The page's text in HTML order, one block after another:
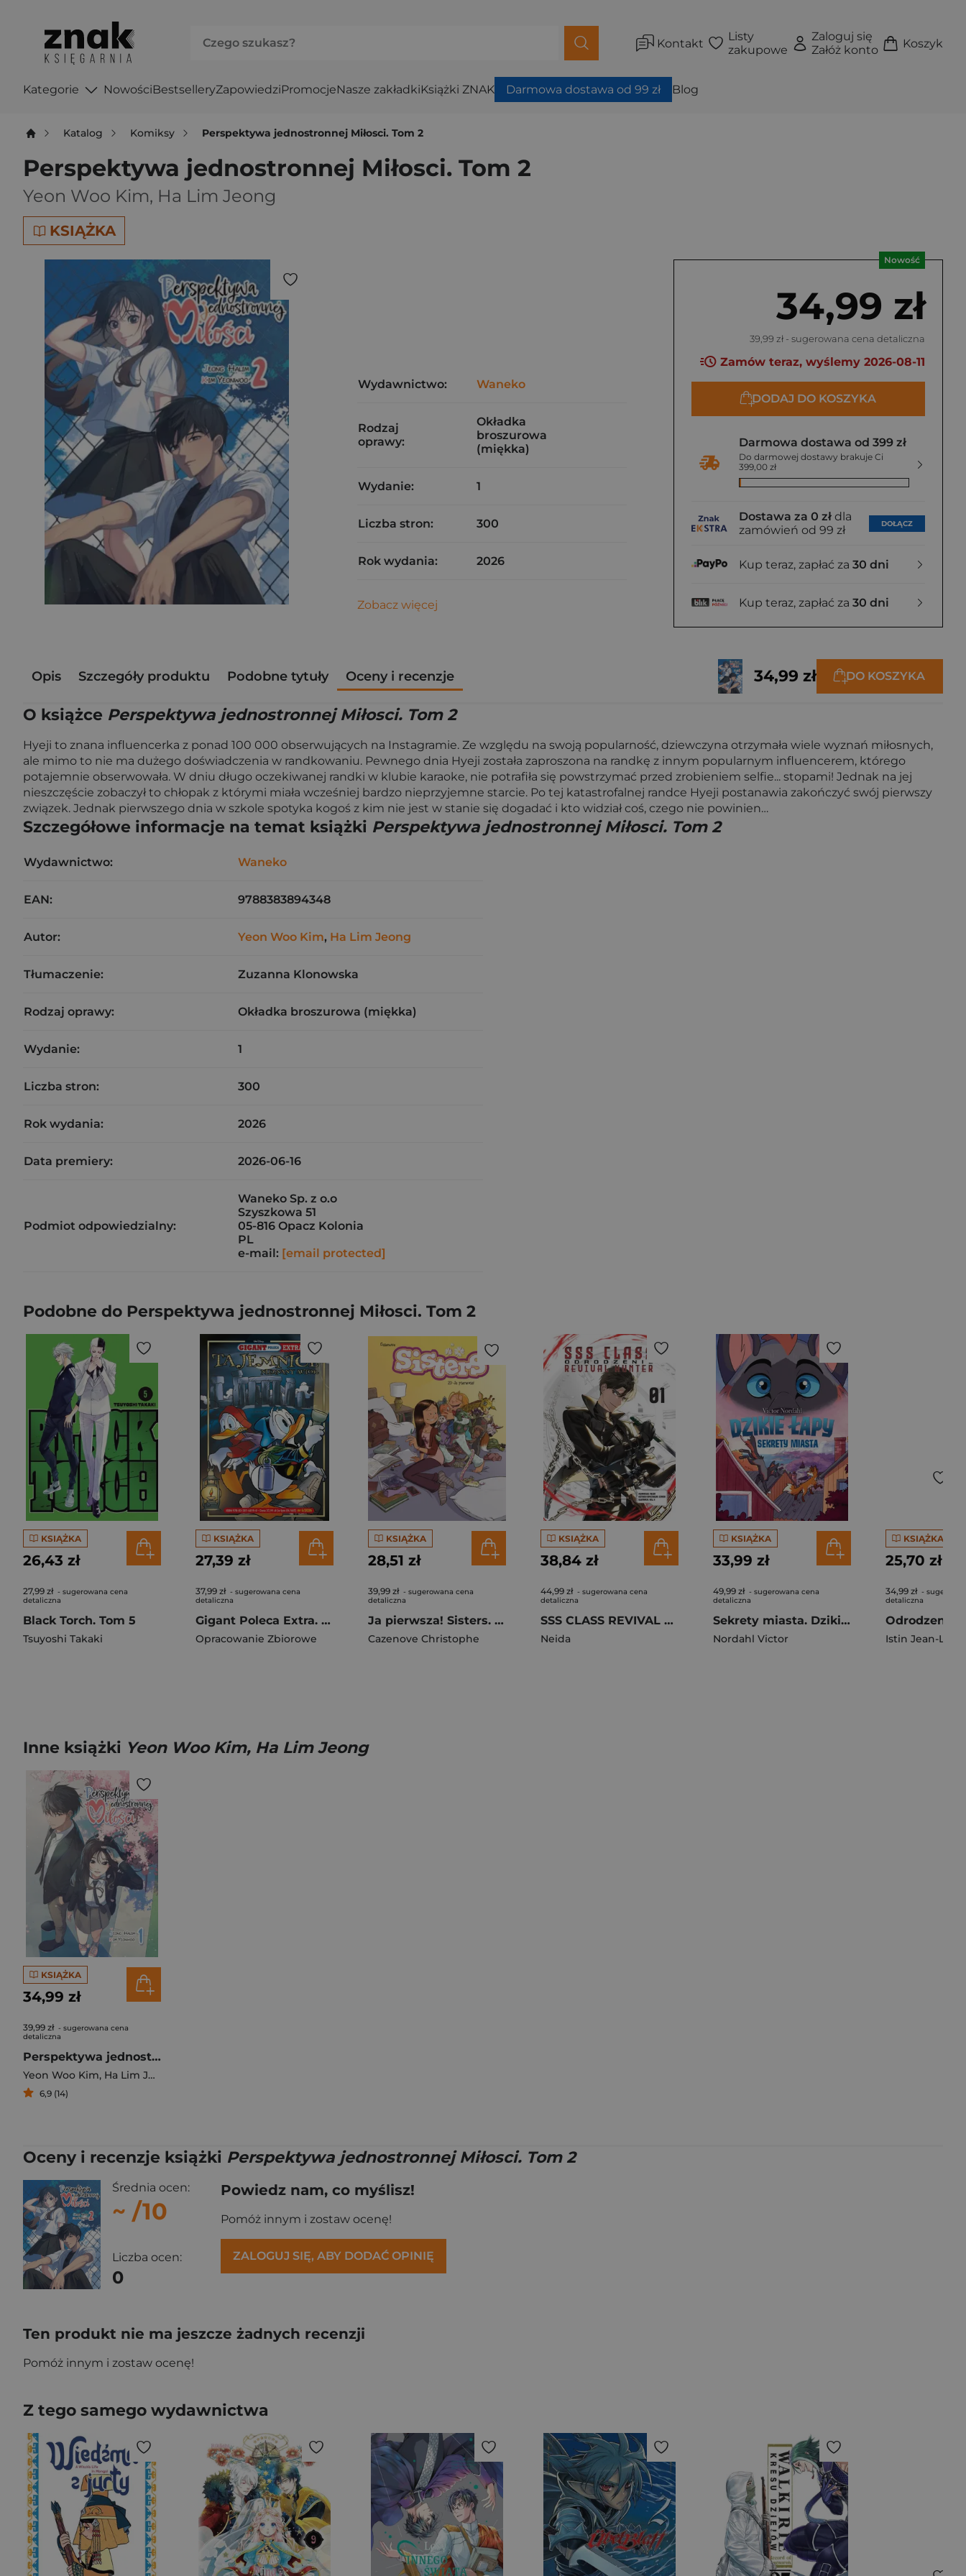
Kontakt
Listy
zakupowe
Zaloguj się
Załóż konto
Koszyk
Kategorie NowościBestselleryZapowiedziPromocjeNasze zakładkiKsiążki ZNAK Darmowa dostawa od 99 zł Blog
Katalog Komiksy Perspektywa jednostronnej Miłosci. Tom 2
Perspektywa jednostronnej Miłosci. Tom 2
Yeon Woo Kim, Ha Lim Jeong
KSIĄŻKA
Nowość
34,99 zł
39,99 zł - sugerowana cena detaliczna
Zamów teraz, wyślemy 2026-08-11
DODAJ DO KOSZYKA
Darmowa dostawa od 399 zł
Do darmowej dostawy brakuje Ci
399,00 zł
Dostawa za 0 zł dla
zamówień od 99 zł
DOŁĄCZ
Kup teraz, zapłać za 30 dni
Kup teraz, zapłać za 30 dni
Wydawnictwo: Waneko
Rodzaj
oprawy:
Okładka
broszurowa
(miękka)
Wydanie: 1
Liczba stron: 300
Rok wydania: 2026
Zobacz więcej
Opis Szczegóły produktu Podobne tytuły Oceny i recenzje 34,99 zł DO KOSZYKA
O książce Perspektywa jednostronnej Miłosci. Tom 2
Hyeji to znana influencerka z ponad 100 000 obserwujących na Instagramie. Ze względu na swoją popularność, dziewczyna otrzymała wiele wyznań miłosnych,
ale mimo to nie ma dużego doświadczenia w randkowaniu. Pewnego dnia Hyeji została zaproszona na randkę z innym popularnym influencerem, którego
potajemnie obserwowała. W dniu długo oczekiwanej randki w klubie karaoke, nie potrafiła się powstrzymać przed zrobieniem selfie... stopami! Jednak na jej
nieszczęście zobaczył to chłopak z którymi miała wcześniej bardzo nieprzyjemne starcie. Po tej katastrofalnej randce Hyeji postanawia zakończyć swój pierwszy
związek. Jednak pierwszego dnia w szkole spotyka kogoś z kim nie jest w stanie się dogadać i kto widział coś, czego nie powinien…
Szczegółowe informacje na temat książki Perspektywa jednostronnej Miłosci. Tom 2
Wydawnictwo: Waneko
EAN: 9788383894348
Autor: Yeon Woo Kim, Ha Lim Jeong
Tłumaczenie: Zuzanna Klonowska
Rodzaj oprawy: Okładka broszurowa (miękka)
Wydanie: 1
Liczba stron: 300
Rok wydania: 2026
Data premiery: 2026-06-16
Podmiot odpowiedzialny:
Waneko Sp. z o.o
Szyszkowa 51
05-816 Opacz Kolonia
PL
e-mail: [email protected]
Podobne do Perspektywa jednostronnej Miłosci. Tom 2
KSIĄŻKA
26,43 zł
27,99 zł - sugerowana cena
detaliczna
Black Torch. Tom 5
Tsuyoshi Takaki
KSIĄŻKA
27,39 zł
37,99 zł - sugerowana cena
detaliczna
Gigant Poleca Extra. Tom 5/2025. Tajemnice. Nieznany autor
Opracowanie Zbiorowe
KSIĄŻKA
28,51 zł
39,99 zł - sugerowana cena
detaliczna
Ja pierwsza! Sisters. Tom 20
Cazenove Christophe
KSIĄŻKA
38,84 zł
44,99 zł - sugerowana cena
detaliczna
SSS CLASS REVIVAL HUNTER. Tom 1
Neida
KSIĄŻKA
33,99 zł
49,99 zł - sugerowana cena
detaliczna
Sekrety miasta. Dzikie łapy. Tom 3
Nordahl Victor
KSIĄŻKA
25,70 zł
34,99 zł -
detaliczna
Istin Jean-Luc
Inne książki Yeon Woo Kim, Ha Lim Jeong
KSIĄŻKA
34,99 zł
39,99 zł - sugerowana cena
detaliczna
Perspektywa jednostronnej miłości. Tom 1
Yeon Woo Kim, Ha Lim Jeong
6,9 (14)
Oceny i recenzje książki Perspektywa jednostronnej Miłosci. Tom 2
Średnia ocen:
~ /10
Liczba ocen:
0
Powiedz nam, co myślisz!
Pomóż innym i zostaw ocenę!
ZALOGUJ SIĘ, ABY DODAĆ OPINIĘ
Ten produkt nie ma jeszcze żadnych recenzji
Pomóż innym i zostaw ocenę!
Z tego samego wydawnictwa